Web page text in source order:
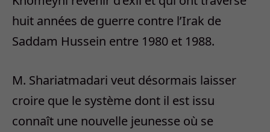
huit années de guerre contre l’Irak de
Saddam Hussein entre 1980 et 1988.
M. Shariatmadari veut désormais laisser
croire que le système dont il est issu
connaît une nouvelle jeunesse où se